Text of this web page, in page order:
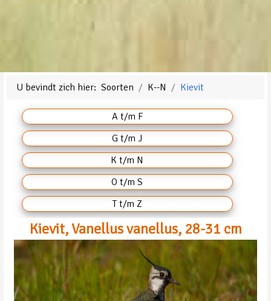
U bevindt zich hier:Soorten K--N Kievit
A t/m F
G t/m J
K t/m N
O t/m S
T t/m Z
Kievit, Vanellus vanellus, 28-31 cm